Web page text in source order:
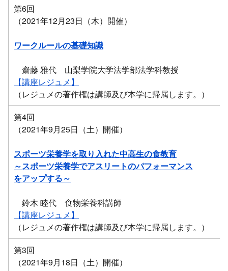
第6回
（2021年12月23日（木）開催）
ワークルールの基礎知識
齋藤 雅代 山梨学院大学法学部法学科教授
【講座レジュメ】
（レジュメの著作権は講師及び本学に帰属します。）
第4回
（2021年9月25日（土）開催）
スポーツ栄養学を取り入れた中高生の食教育
～スポーツ栄養学でアスリートのパフォーマンス
をアップする～
鈴木 睦代 食物栄養科講師
【講座レジュメ】
（レジュメの著作権は講師及び本学に帰属します。）
第3回
（2021年9月18日（土）開催）